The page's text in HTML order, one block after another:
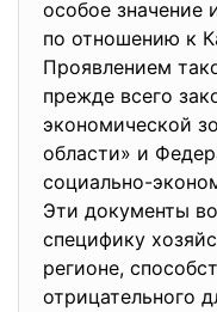
особое значение
по отношению к
Проявлением
прежде всего
экономической
области» и
социально-
Эти документы
специфику
регионе,
отрицательного